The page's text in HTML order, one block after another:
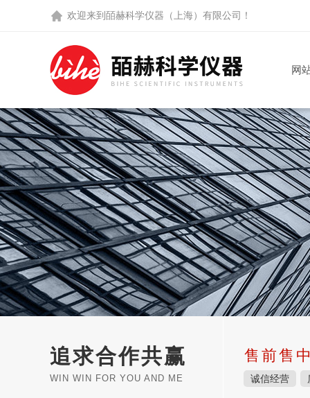
欢迎来到 皕赫科学仪器（上海）有限公司 ！
网
追求合作共赢
WIN WIN FOR YOU AND ME
售前售
诚信经营